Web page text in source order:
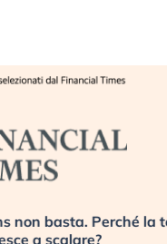
non basta. Perché la
a scalare?